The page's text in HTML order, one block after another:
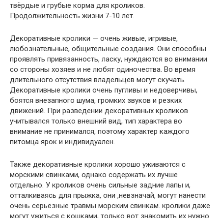
твёрдые и грубые корма для кроликов.
Продолжительность жизни 7-10 лет.
Декоративные кролики — очень живые, игривые,
любознательные, общительные создания. Они способны
проявлять привязанность, ласку, нуждаются во внимании
со стороны хозяев и не любят одиночества. Во время
длительного отсутствия владельцев могут скучать.
Декоративные кролики очень пугливы и недоверчивы,
боятся внезапного шума, громких звуков и резких
движений. При разведении декоративных кроликов
учитывался только внешний вид, тип характера во
внимание не принимался, поэтому характер каждого
питомца ярок и индивидуален.
Также декоративные кролики хорошо уживаются с
морскими свинками, однако содержать их лучше
отдельно. У кроликов очень сильные задние лапы и,
отталкиваясь для прыжка, они ,невзначай, могут нанести
очень серьёзные травмы морским свинкам. кролики даже
могут ужиться с кошками, только вот знакомить их нужно